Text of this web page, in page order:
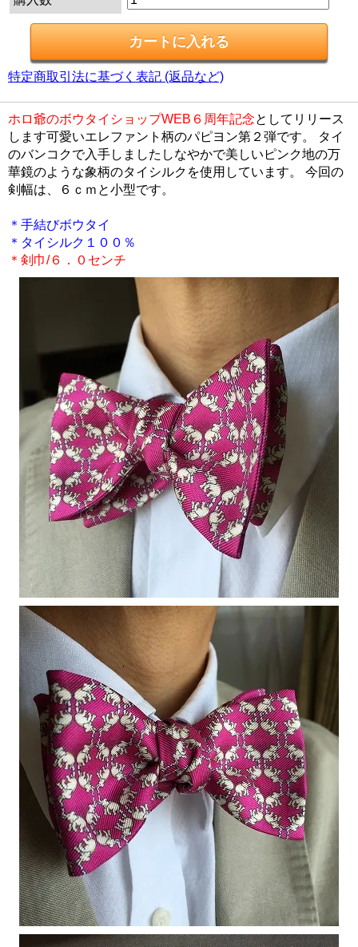
特定商取引法に基づく表記 (返品など)
ホロ爺のボウタイショップWEB６周年記念としてリリース
します可愛いエレファント柄のパピヨン第２弾です。 タイ
のバンコクで入手しましたしなやかで美しいピンク地の万
華鏡のような象柄のタイシルクを使用しています。 今回の
剣幅は、６ｃｍと小型です。
＊手結びボウタイ
＊タイシルク１００％
＊剣巾/６．０センチ